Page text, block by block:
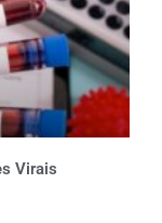
Virais